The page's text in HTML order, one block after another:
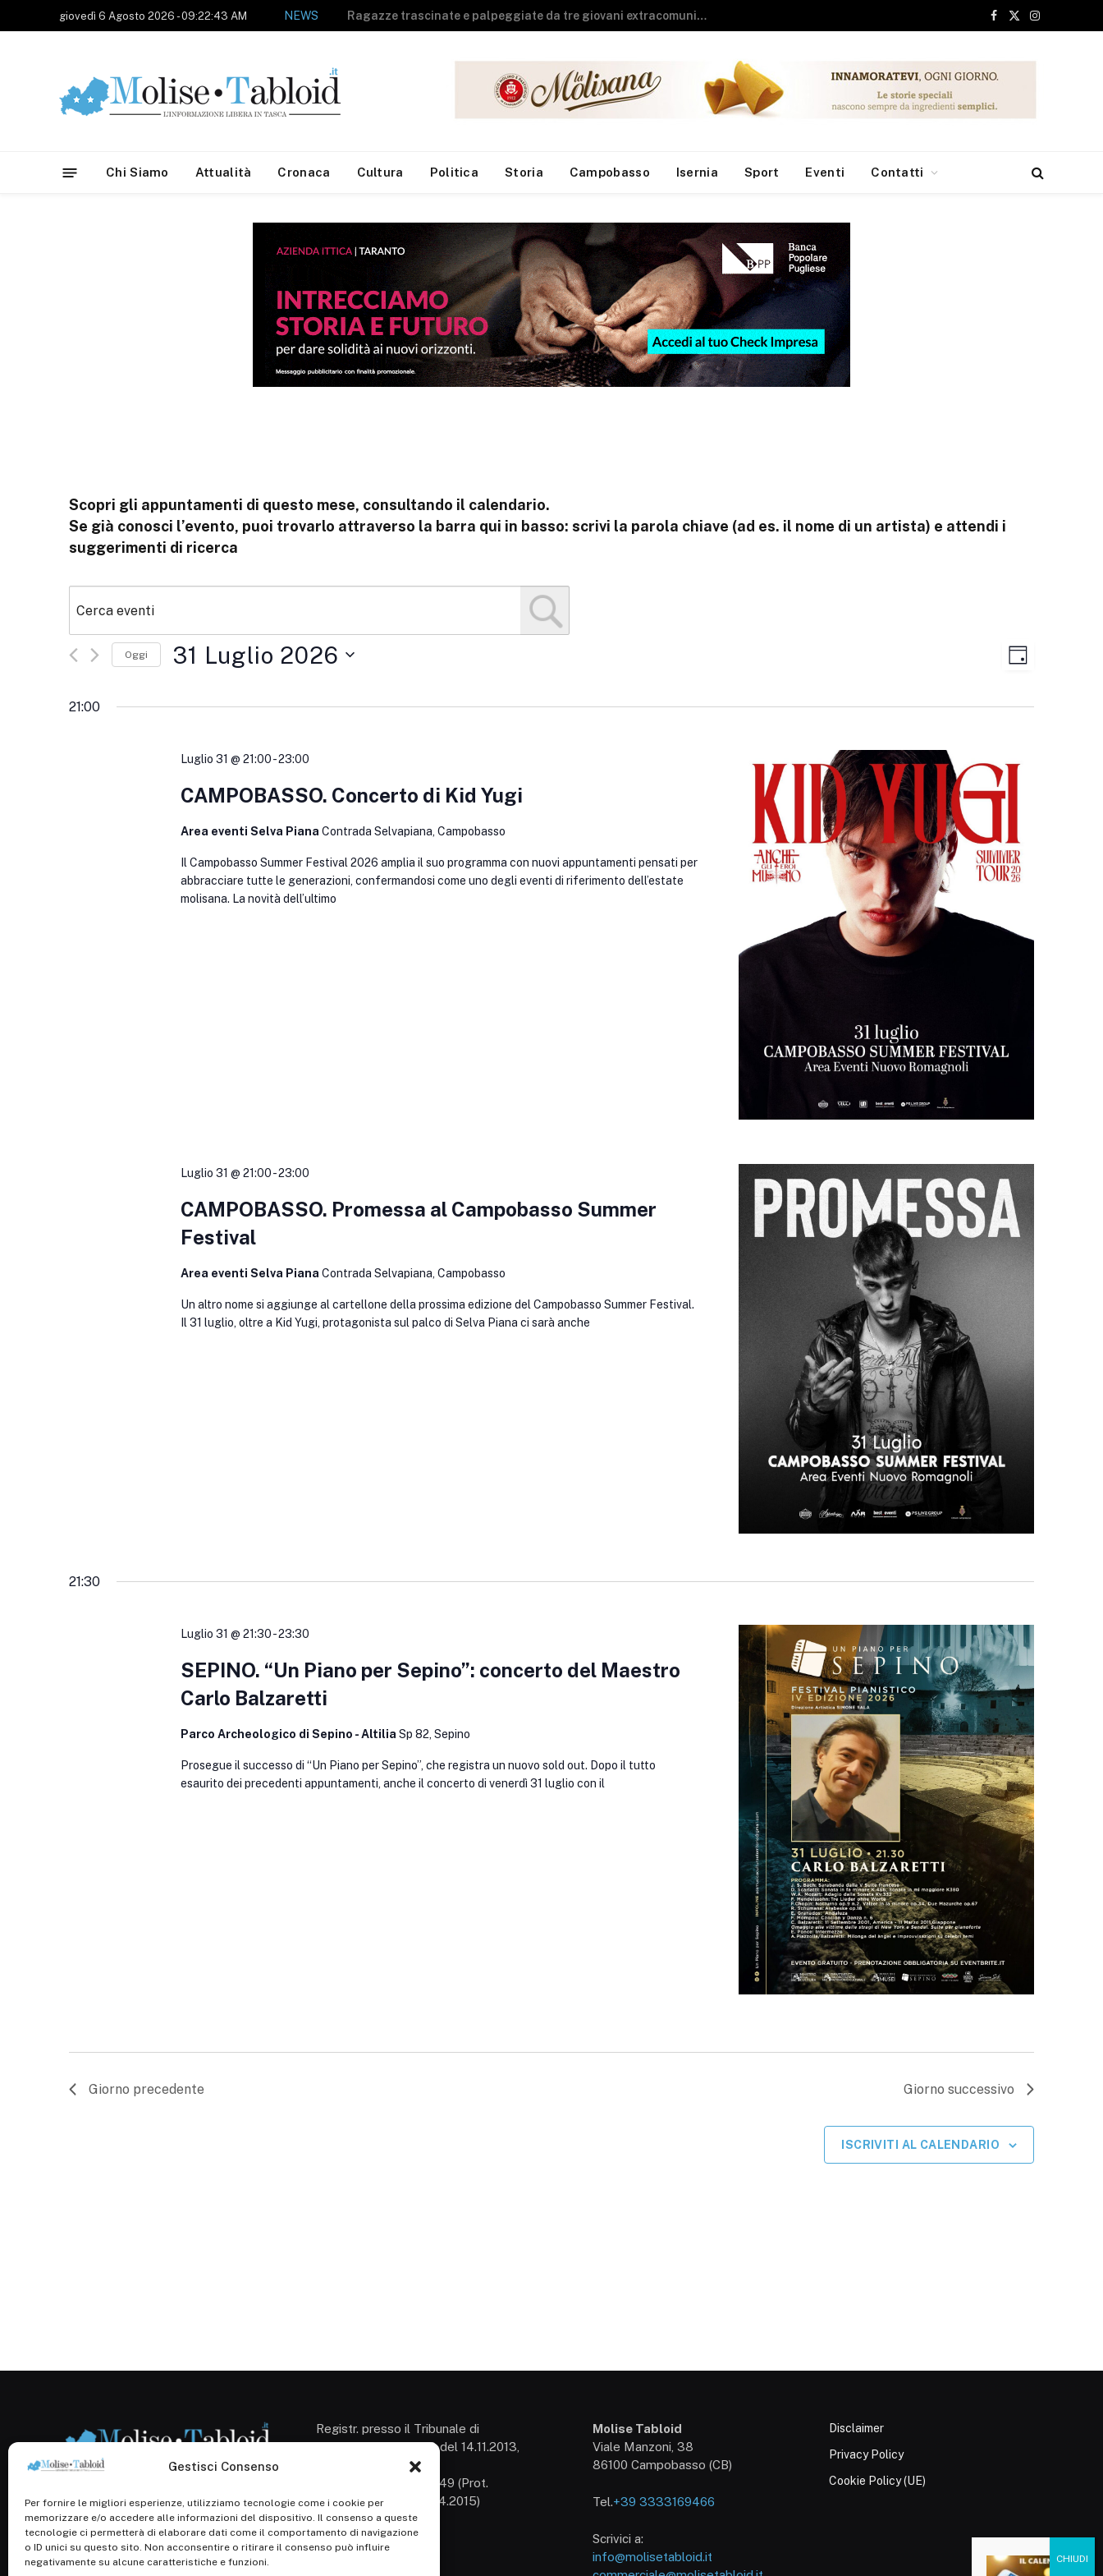
Gestisci Consenso
Per fornire le migliori esperienze, utilizziamo tecnologie come i cookie per
memorizzare e/o accedere alle informazioni del dispositivo. Il consenso a queste
tecnologie ci permetterà di elaborare dati come il comportamento di navigazione
o ID unici su questo sito. Non acconsentire o ritirare il consenso può influire
negativamente su alcune caratteristiche e funzioni.
giovedì 6 Agosto 2026 - 09:22:43 AM NEWS Guardia di Finanza, arrivano sei neo finanzieri al Reparto Aeronavale di Termoli
Facebook
X
Instagram
Chi Siamo Attualità Cronaca Cultura Politica Storia Campobasso Isernia Sport Eventi Contatti
Scopri gli appuntamenti di questo mese, consultando il calendario.
Se già conosci l’evento, puoi trovarlo attraverso la barra qui in basso: scrivi la parola chiave (ad es. il nome di un artista) e attendi i
suggerimenti di ricerca
Viste
Evento
Viste
GIORNO
Oggi 31 Luglio 2026
21:00
Luglio 31 @ 21:00-23:00
CAMPOBASSO. Concerto di Kid Yugi
Area eventi Selva Piana Contrada Selvapiana, Campobasso
Il Campobasso Summer Festival 2026 amplia il suo programma con nuovi appuntamenti pensati per
abbracciare tutte le generazioni, confermandosi come uno degli eventi di riferimento dell’estate
molisana. La novità dell’ultimo
Luglio 31 @ 21:00-23:00
CAMPOBASSO. Promessa al Campobasso Summer
Festival
Area eventi Selva Piana Contrada Selvapiana, Campobasso
Un altro nome si aggiunge al cartellone della prossima edizione del Campobasso Summer Festival.
Il 31 luglio, oltre a Kid Yugi, protagonista sul palco di Selva Piana ci sarà anche
21:30
Luglio 31 @ 21:30-23:30
SEPINO. “Un Piano per Sepino”: concerto del Maestro
Carlo Balzaretti
Parco Archeologico di Sepino - Altilia Sp 82, Sepino
Prosegue il successo di “Un Piano per Sepino”, che registra un nuovo sold out. Dopo il tutto
esaurito dei precedenti appuntamenti, anche il concerto di venerdì 31 luglio con il
Giorno precedente Giorno successivo
ISCRIVITI AL CALENDARIO
Registr. presso il Tribunale di
Campobasso: 3/2013 del 14.11.2013,
Roc: iscrizione n° 25549 (Prot.
1138/com/15 del 30.04.2015)
P.Iva: 01707150700
Molise Tabloid
Viale Manzoni, 38
86100 Campobasso (CB)
Tel.+39 3333169466
Scrivici a:
info@molisetabloid.it
Disclaimer
Privacy Policy
Cookie Policy (UE)